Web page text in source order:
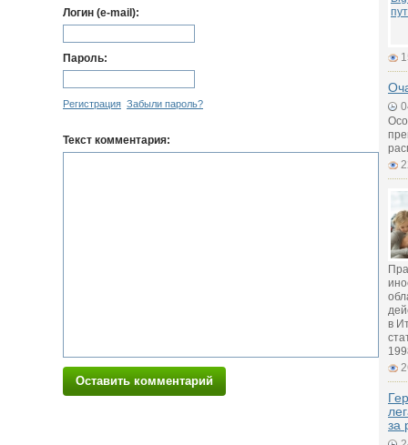
Логин (e-mail):
Пароль:
Регистрация Забыли пароль?
Текст комментария:
Оставить комментарий
в
за